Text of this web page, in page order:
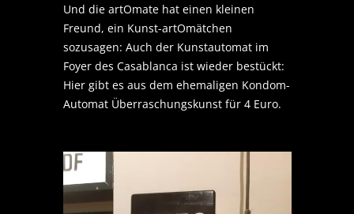
Und die artOmate hat einen kleinen
Freund, ein Kunst-artOmätchen
sozusagen: Auch der Kunstautomat im
Foyer des Casablanca ist wieder bestückt:
Hier gibt es aus dem ehemaligen Kondom-
Automat Überraschungskunst für 4 Euro.